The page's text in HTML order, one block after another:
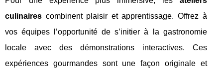
culinaires combinent plaisir et apprentissage. Offrez à
vos équipes l’opportunité de s’initier à la gastronomie
locale avec des démonstrations interactives. Ces
expériences gourmandes sont une façon originale et